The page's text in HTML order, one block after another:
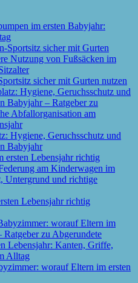
im ersten Babyjahr:
sicher mit Gurten nutzen
Hygiene, Geruchsschutz und
Babyjahr
Lebensjahr richtig
worauf Eltern im ersten